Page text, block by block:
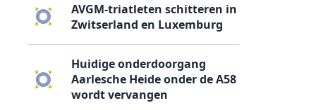
AVGM-triatleten schitteren in
Zwitserland en Luxemburg
Huidige onderdoorgang
Aarlesche Heide onder de A58
wordt vervangen